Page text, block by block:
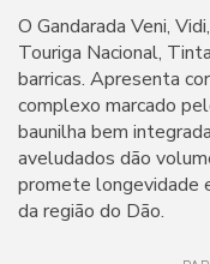
O Gandarada Veni,
Touriga Nacional,
barricas. Apresenta
complexo marcado
baunilha bem
aveludados dão
promete longevidade
da região do Dão.